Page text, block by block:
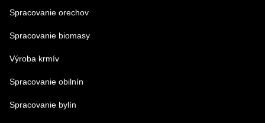
Spracovanie orechov
Spracovanie biomasy
Výroba krmív
Spracovanie obilnín
Spracovanie bylín